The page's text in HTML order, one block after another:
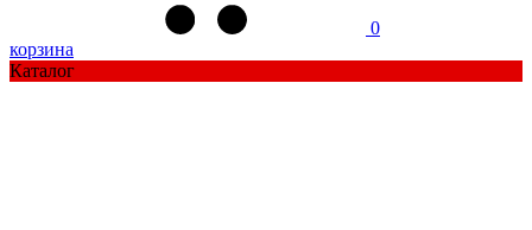
0
корзина
Каталог